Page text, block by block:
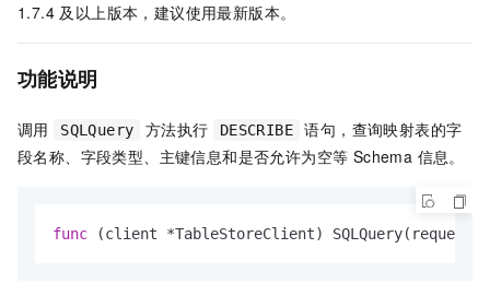
1.7.4 及以上版本，建议使用最新版本。
功能说明
调用 SQLQuery 方法执行 DESCRIBE
语句，查询映射表的字
段名称、字段类型、主键信息和是否允许为空等 Schema 信息。
func (client *TableStoreClient) SQLQuery(request